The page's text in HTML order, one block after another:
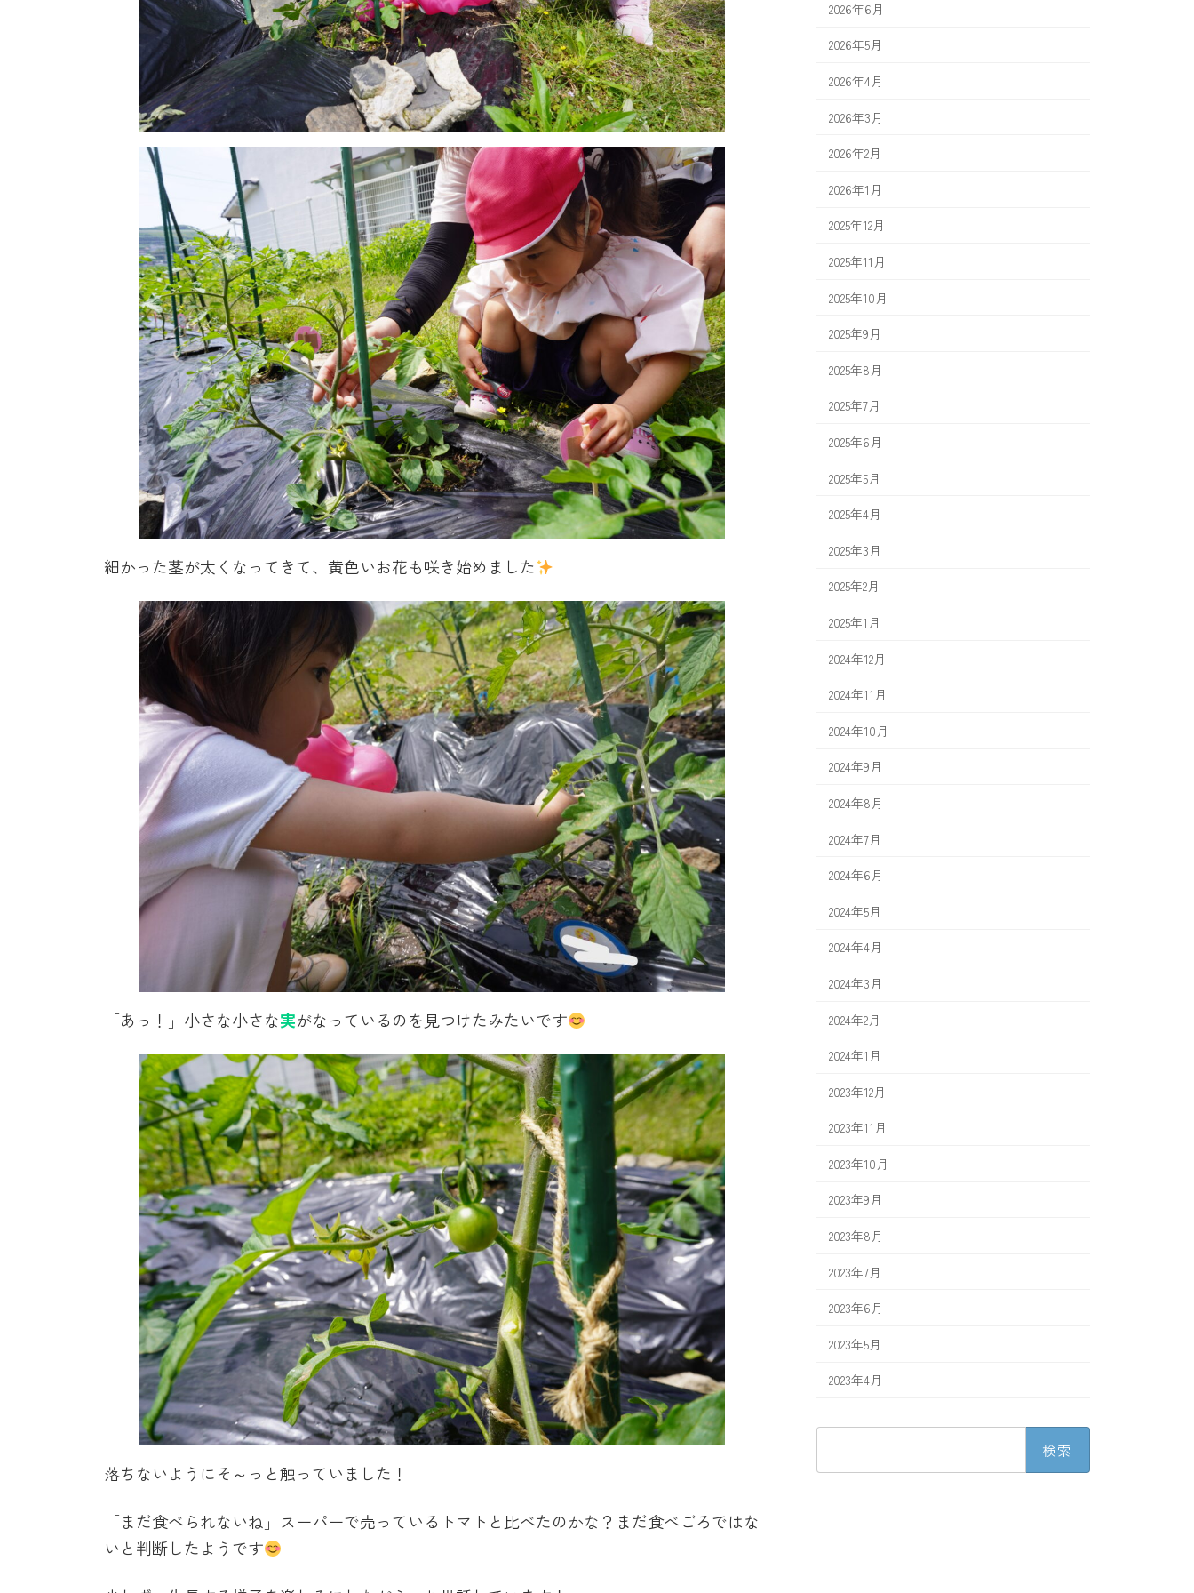
細かった茎が太くなってきて、黄色いお花も咲き始めました
「あっ！」小さな小さな実がなっているのを見つけたみたいです
落ちないようにそ～っと触っていました！
「まだ食べられないね」スーパーで売っているトマトと比べたのかな？まだ食べごろではな
いと判断したようです
2026年6月
2026年5月
2026年4月
2026年3月
2026年2月
2026年1月
2025年12月
2025年11月
2025年10月
2025年9月
2025年8月
2025年7月
2025年6月
2025年5月
2025年4月
2025年3月
2025年2月
2025年1月
2024年12月
2024年11月
2024年10月
2024年9月
2024年8月
2024年7月
2024年6月
2024年5月
2024年4月
2024年3月
2024年2月
2024年1月
2023年12月
2023年11月
2023年10月
2023年9月
2023年8月
2023年7月
2023年6月
2023年5月
2023年4月